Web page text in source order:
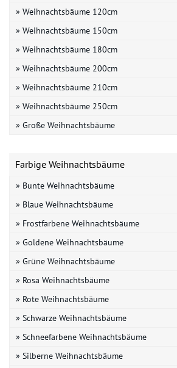
» Weihnachtsbäume 120cm
» Weihnachtsbäume 150cm
» Weihnachtsbäume 180cm
» Weihnachtsbäume 200cm
» Weihnachtsbäume 210cm
» Weihnachtsbäume 250cm
» Große Weihnachtsbäume
Farbige Weihnachtsbäume
» Bunte Weihnachtsbäume
» Blaue Weihnachtsbäume
» Frostfarbene Weihnachtsbäume
» Goldene Weihnachtsbäume
» Grüne Weihnachtsbäume
» Rosa Weihnachtsbäume
» Rote Weihnachtsbäume
» Schwarze Weihnachtsbäume
» Schneefarbene Weihnachtsbäume
» Silberne Weihnachtsbäume